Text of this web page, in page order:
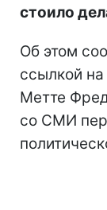
стоило
Об этом
ссылкой
Метте
со СМИ